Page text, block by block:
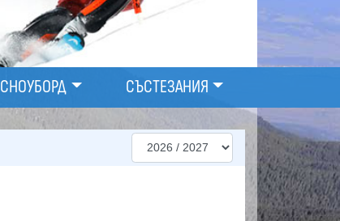
СНОУБОРД СЪСТЕЗАНИЯ